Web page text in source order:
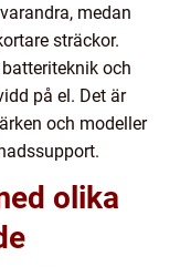
medan
sträckor.
och
på el. Det är
och modeller
olika